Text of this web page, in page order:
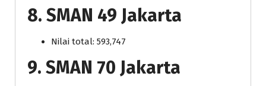
8. SMAN 49 Jakarta
Nilai total: 593,747
9. SMAN 70 Jakarta